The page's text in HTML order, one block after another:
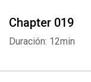
Chapter 019
Duración: 12min